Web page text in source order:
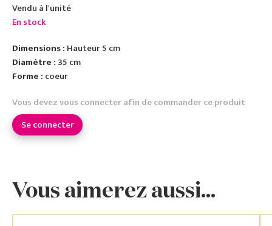
Vendu à l'unité
En stock
Dimensions : Hauteur 5 cm
Diamètre : 35 cm
Forme : coeur
Vous devez vous connecter afin de commander ce produit
Se connecter
Vous aimerez aussi...